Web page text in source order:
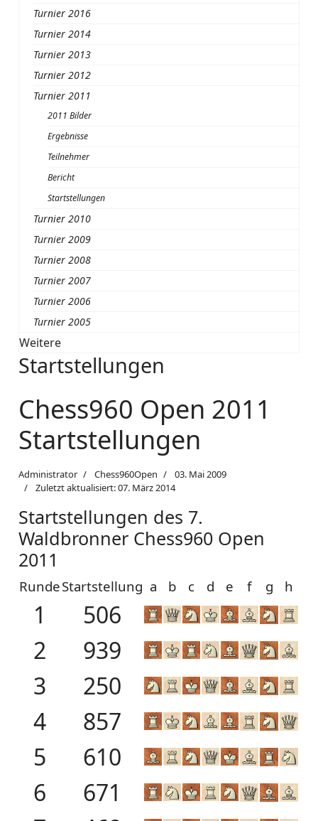
Turnier 2016
Turnier 2014
Turnier 2013
Turnier 2012
Turnier 2011
2011 Bilder
Ergebnisse
Teilnehmer
Bericht
Startstellungen
Turnier 2010
Turnier 2009
Turnier 2008
Turnier 2007
Turnier 2006
Turnier 2005
Weitere
Startstellungen
Chess960 Open 2011
Startstellungen
Administrator Chess960Open
03. Mai 2009
Zuletzt aktualisiert: 07. März 2014
Startstellungen des 7.
Waldbronner Chess960 Open
2011
RundeStartstellung a b c d e f g h
1
506
2
939
3
250
4
857
5
610
6
671